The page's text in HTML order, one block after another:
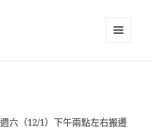
六（12/1）下午兩點左右搬遷